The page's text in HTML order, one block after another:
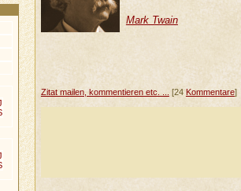
Mark Twain
Zitat mailen, kommentieren etc. ... [24 Kommentare]